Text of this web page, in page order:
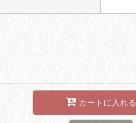
カートに入れる